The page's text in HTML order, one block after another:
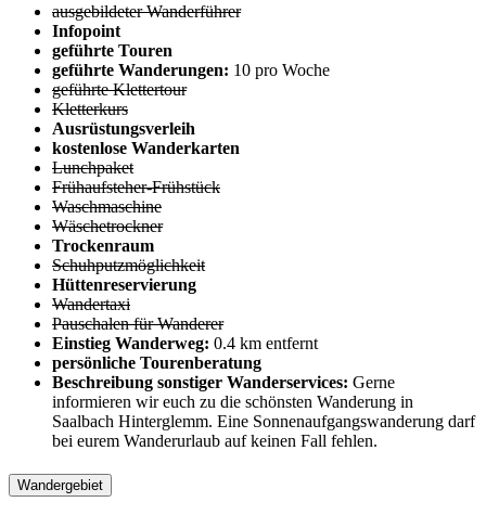
ausgebildeter Wanderführer
Infopoint
geführte Touren
geführte Wanderungen: 10 pro Woche
geführte Klettertour
Kletterkurs
Ausrüstungsverleih
kostenlose Wanderkarten
Lunchpaket
Frühaufsteher-Frühstück
Waschmaschine
Wäschetrockner
Trockenraum
Schuhputzmöglichkeit
Hüttenreservierung
Wandertaxi
Pauschalen für Wanderer
Einstieg Wanderweg: 0.4 km entfernt
persönliche Tourenberatung
Beschreibung sonstiger Wanderservices: Gerne
informieren wir euch zu die schönsten Wanderung in
Saalbach Hinterglemm. Eine Sonnenaufgangswanderung darf
bei eurem Wanderurlaub auf keinen Fall fehlen.
Wandergebiet